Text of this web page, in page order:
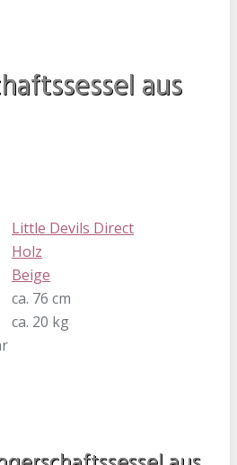
aus
Little Devils Direct
Holz
Beige
ca. 76 cm
ca. 20 kg